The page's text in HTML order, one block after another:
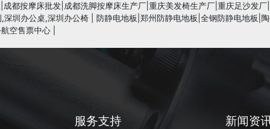
都按摩床批发|成都洗脚按摩床生产厂|重庆美发椅生产厂|重庆足沙发
深圳办公桌,深圳办公椅
防静电地板|郑州防静电地板|全钢防静电地板|
空售票中心
服务支持 新闻资